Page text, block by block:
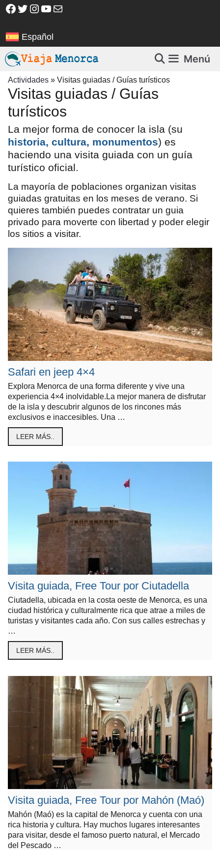
Saltar
Facebook
Twitter
Instagram
YouTube
Correo electrónico
Español
Menú
Actividades » Visitas guiadas / Guías turísticos
Visitas guiadas / Guías
turísticos
La mejor forma de conocer la isla (su
historia, cultura, monumentos) es
haciendo una visita guiada con un guía
turístico oficial.
La mayoría de poblaciones organizan visitas
guiadas gratuitas en los meses de verano. Si
quieres también puedes contratar un guia
privado para moverte con libertad y poder elegir
los sitios a visitar.
Safari en jeep 4×4
Explora Menorca de una forma diferente y vive una
experiencia 4×4 inolvidable.La mejor manera de disfrutar
de la isla y descubrir algunos de los rincones más
exclusivos e inaccesibles. Una …
LEER MÁS..
Visita guiada, Free Tour por Ciutadella
Ciutadella, ubicada en la costa oeste de Menorca, es una
ciudad histórica y culturalmente rica que atrae a miles de
turistas y visitantes cada año. Con sus calles estrechas y
…
LEER MÁS..
Visita guiada, Free Tour por Mahón (Maó)
Mahón (Maó) es la capital de Menorca y cuenta con una
rica historia y cultura. Hay muchos lugares interesantes
para visitar, desde el famoso puerto natural, el Mercado
del Pescado …